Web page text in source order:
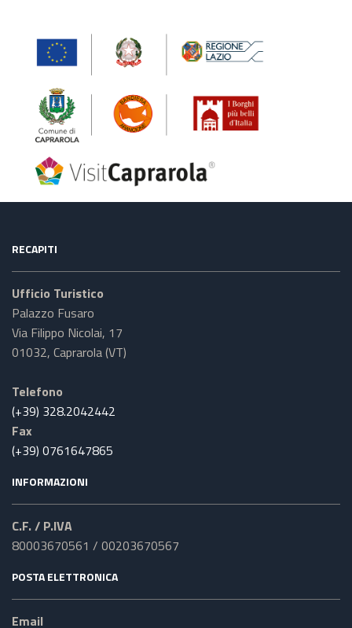
RECAPITI
Ufficio Turistico
Palazzo Fusaro
Via Filippo Nicolai, 17
01032, Caprarola (VT)
Telefono
(+39) 328.2042442
Fax
(+39) 0761647865
INFORMAZIONI
C.F. / P.IVA
80003670561 / 00203670567
POSTA ELETTRONICA
Email